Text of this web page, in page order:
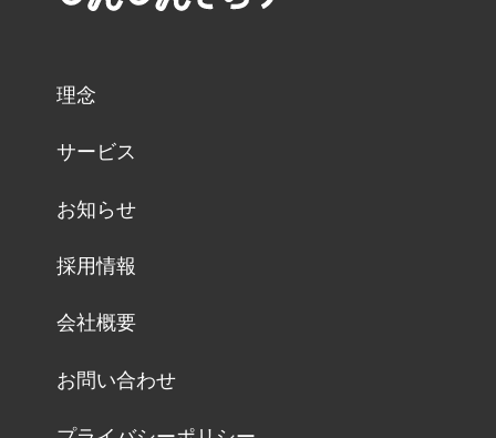
理念
サービス
お知らせ
採用情報
会社概要
お問い合わせ